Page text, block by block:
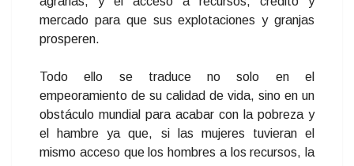
mercado para que sus explotaciones y granjas
prosperen.
Todo ello se traduce no solo en el
empeoramiento de su calidad de vida, sino en un
obstáculo mundial para acabar con la pobreza y
el hambre ya que, si las mujeres tuvieran el
mismo acceso que los hombres a los recursos, la